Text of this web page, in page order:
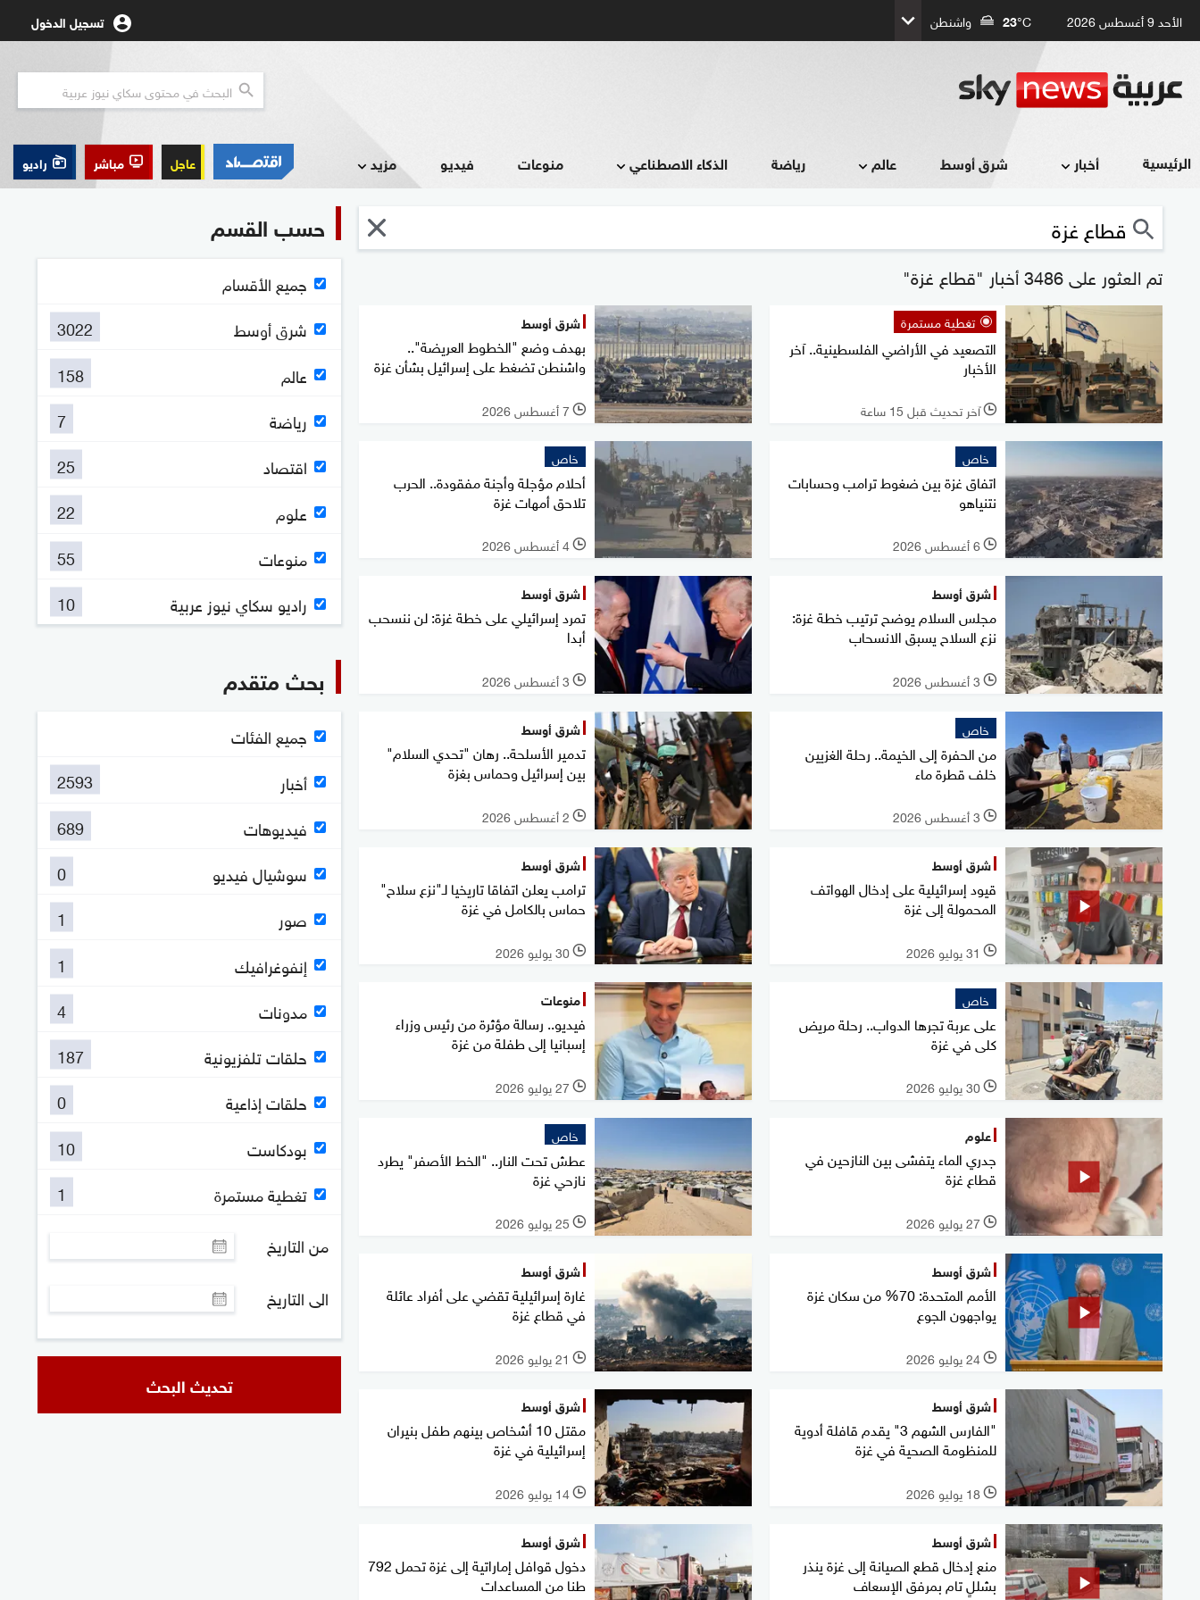
الأحد 9 أغسطس 2026 23°C واشنطن تسجيل الدخول
الرئيسية أخبار شرق أوسط عالم رياضة الذكاء الاصطناعي منوعات فيديو مزيد عاجل مباشر راديو
تم العثور على 3486 أخبار "قطاع غزة"
تغطية مستمرة
التصعيد في الأراضي الفلسطينية.. آخر
الأخبار
l آخر تحديث قبل 15 ساعة
شرق أوسط
بهدف وضع "الخطوط العريضة"..
واشنطن تضغط على إسرائيل بشأن غزة
l 7 أغسطس 2026
خاص
اتفاق غزة بين ضغوط ترامب وحسابات
نتنياهو
l 6 أغسطس 2026
خاص
أحلام مؤجلة وأجنة مفقودة.. الحرب
تلاحق أمهات غزة
l 4 أغسطس 2026
شرق أوسط
مجلس السلام يوضح ترتيب خطة غزة:
نزع السلاح يسبق الانسحاب
l 3 أغسطس 2026
شرق أوسط
تمرد إسرائيلي على خطة غزة: لن ننسحب
أبدا
l 3 أغسطس 2026
خاص
من الحفرة إلى الخيمة.. رحلة الغزيين
خلف قطرة ماء
l 3 أغسطس 2026
شرق أوسط
تدمير الأسلحة.. رهان "تحدي السلام"
بين إسرائيل وحماس بغزة
l 2 أغسطس 2026
شرق أوسط
قيود إسرائيلية على إدخال الهواتف
المحمولة إلى غزة
l 31 يوليو 2026
شرق أوسط
ترامب يعلن اتفاقا تاريخيا لـ"نزع سلاح"
حماس بالكامل في غزة
l 30 يوليو 2026
خاص
على عربة تجرها الدواب.. رحلة مريض
كلى في غزة
l 30 يوليو 2026
منوعات
فيديو.. رسالة مؤثرة من رئيس وزراء
إسبانيا إلى طفلة من غزة
l 27 يوليو 2026
علوم
جدري الماء يتفشى بين النازحين في
قطاع غزة
l 27 يوليو 2026
خاص
عطش تحت النار.. "الخط الأصفر" يطرد
نازحي غزة
l 25 يوليو 2026
شرق أوسط
الأمم المتحدة: 70% من سكان غزة
يواجهون الجوع
l 24 يوليو 2026
شرق أوسط
غارة إسرائيلية تقضي على أفراد عائلة
في قطاع غزة
l 21 يوليو 2026
شرق أوسط
"الفارس الشهم 3" يقدم قافلة أدوية
للمنظومة الصحية في غزة
l 18 يوليو 2026
شرق أوسط
مقتل 10 أشخاص بينهم طفل بنيران
إسرائيلية في غزة
l 14 يوليو 2026
شرق أوسط
منع إدخال قطع الصيانة إلى غزة ينذر
بشللٍ تام بمرفق الإسعاف
شرق أوسط
دخول قوافل إماراتية إلى غزة تحمل 792
طنا من المساعدات
حسب القسم
جميع الأقسام
شرق أوسط
3022
عالم
158
رياضة
7
اقتصاد
25
علوم
22
منوعات
55
راديو سكاي نيوز عربية
10
بحث متقدم
جميع الفئات
أخبار
2593
فيديوهات
689
سوشيال فيديو
0
صور
1
إنفوغرافيك
1
مدونات
4
حلقات تلفزيونية
187
حلقات إذاعية
0
بودكاست
10
تغطية مستمرة
1
من التاريخ
الى التاريخ
تحديث البحث